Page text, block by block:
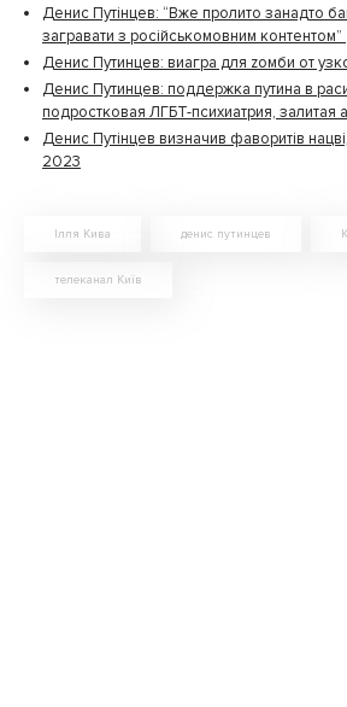
Денис Путінцев: “Вже пролито занадто
загравати з російськомовним контентом”
Денис Путинцев: виагра для zомби от
Денис Путинцев: поддержка путина в
подростковая ЛГБТ-психиатрия, залитая
Денис Путінцев визначив фаворитів
2023
Ілля Кива денис путинцев
телеканал Київ